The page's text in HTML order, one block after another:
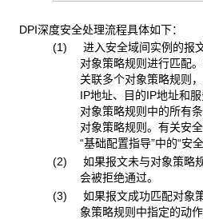
DPI深度安全处理流程具体如下：
(1) 进入安全域间实例的报
对象策略规则进行匹配
关联多个对象策略规则
IP地址、目的IP地址和
对象策略规则中的所有
对象策略规则。有关安
“基础配置指导”中的“安全
(2) 如果报文未与对象策略
会被拒绝通过。
(3) 如果报文成功匹配对象
象策略规则中指定的动作